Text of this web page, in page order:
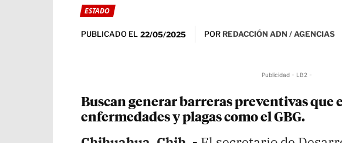
ESTADO
PUBLICADO EL 22/05/2025 POR REDACCIÓN ADN / AGENCIAS
Publicidad - LB2 -
Buscan generar barreras preventivas que
enfermedades y plagas como el GBG.